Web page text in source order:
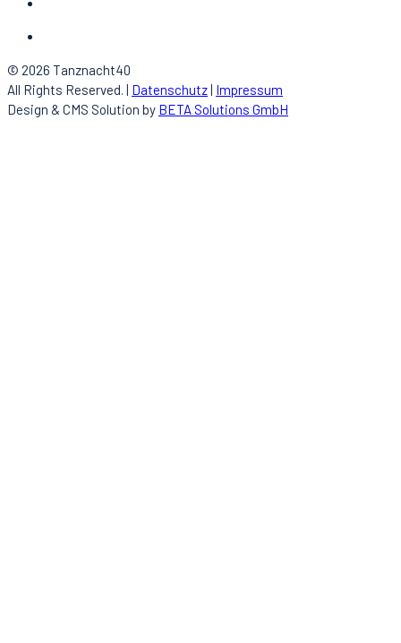
© 2026 Tanznacht40
All Rights Reserved. | Datenschutz Impressum
Design & CMS Solution by BETA Solutions GmbH